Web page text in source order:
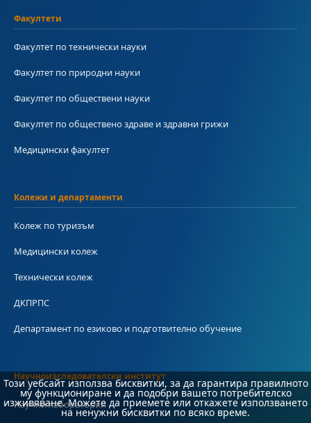
Факултети
Факултет по технически науки
Факултет по природни науки
Факултет по обществени науки
Факултет по обществено здраве и здравни грижи
Медицински факултет
Колежи и департаменти
Колеж по туризъм
Медицински колеж
Технически колеж
ДКПРПС
Департамент по езиково и подготвително обучение
Научноизследователски институт
Научни лаборатории
Този уебсайт използва бисквитки, за да гарантира правилното
му функциониране и да подобри вашето потребителско
изживяване. Можете да приемете или откажете използването
на ненужни бисквитки по всяко време.